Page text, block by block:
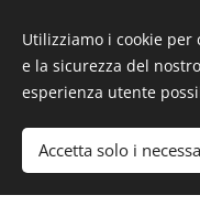
IL SITO
Utilizziamo i cookie
e la sicurezza del
esperienza utente
Accetta solo i